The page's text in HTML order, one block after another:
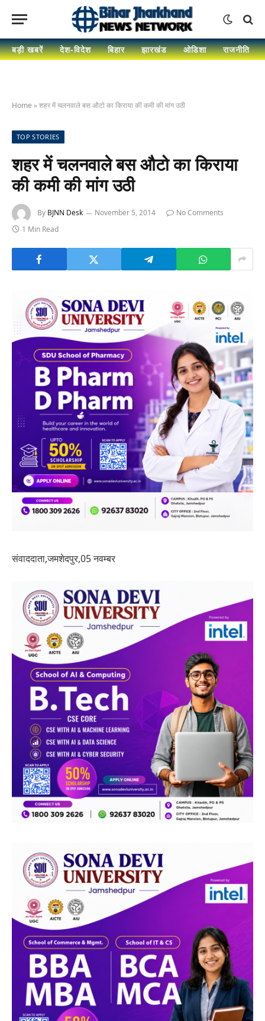
बड़ी खबरें देश-विदेश बिहार झारखंड ओडिशा राजनीति
Home »शहर में चलनवाले बस औटो का किराया की कमी की मांग उठी
TOP STORIES
शहर में चलनवाले बस औटो का किराया
की कमी की मांग उठी
By BJNN Desk November 5, 2014
No Comments
1 Min Read
संवाददाता,जमशेदपुर,05 नवम्बर